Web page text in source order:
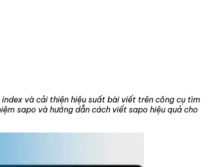
và cải thiện hiệu suất bài viết trên công cụ tìm
sapo và hướng dẫn cách viết sapo hiệu quả cho